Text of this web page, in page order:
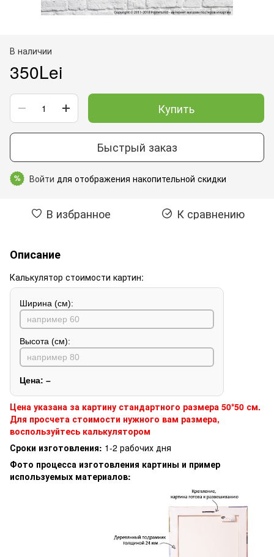
В наличии
350Lei
Купить
Быстрый заказ
% Войти для отображения накопительной скидки
В избранное К сравнению
Описание
Калькулятор стоимости картин:
Ширина (см):
Высота (см):
Цена: –
Цена указана за картину стандартного размера 50*50 см.
Для просчета стоимости нужного вам размера,
воспользуйтесь калькулятором
Сроки изготовления: 1-2 рабочих дня
Фото процесса изготовления картины и пример
используемых материалов: